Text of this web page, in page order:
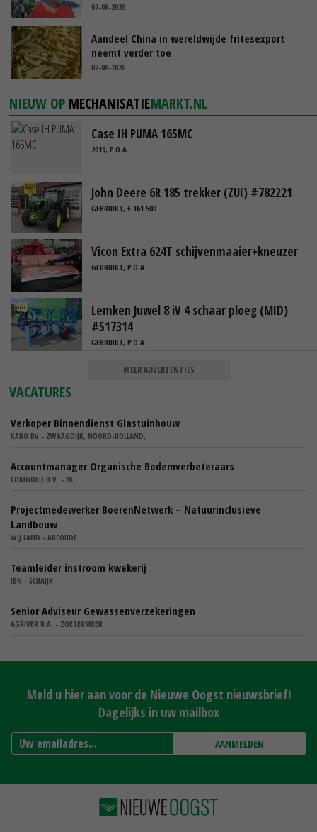
07-08-2026
Aandeel China in wereldwijde fritesexport
neemt verder toe
07-08-2026
NIEUW OP MECHANISATIEMARKT.NL
Case IH PUMA 165MC
2019, P.O.A.
John Deere 6R 185 trekker (ZUI) #782221
GEBRUIKT, € 161.500
Vicon Extra 624T schijvenmaaier+kneuzer
GEBRUIKT, P.O.A.
Lemken Juwel 8 iV 4 schaar ploeg (MID)
#517314
GEBRUIKT, P.O.A.
MEER ADVERTENTIES
VACATURES
Verkoper Binnendienst Glastuinbouw
KARO BV - ZWAAGDIJK, NOORD-HOLLAND,
Accountmanager Organische Bodemverbeteraars
COMGOED B.V. - NL
Projectmedewerker BoerenNetwerk – Natuurinclusieve
Landbouw
WIJ.LAND - ABCOUDE
Teamleider instroom kwekerij
IBN - SCHAIJK
Senior Adviseur Gewassenverzekeringen
AGRIVER U.A. - ZOETERMEER
Meld u hier aan voor de Nieuwe Oogst nieuwsbrief!
Dagelijks in uw mailbox
AANMELDEN